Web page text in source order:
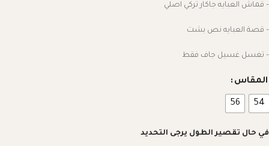
– قماش العبايه جاكار تركي اصلي
– قصة العبايه نص بشت
– تغسل غسيل جاف فقط
المقاس
54
56
في حال تقصير الطول يرجى التحديد